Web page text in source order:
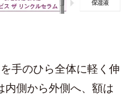
手のひら全体に軽く伸
内側から外側へ、額は